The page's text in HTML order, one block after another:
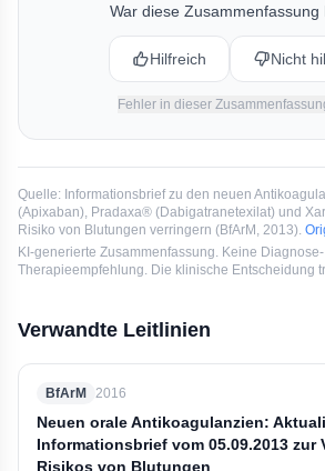
War diese Zusammenfassung
Hilfreich Nicht
Fehler in dieser
Quelle: Informationsbrief zu den neuen
(Apixaban), Pradaxa® (Dabigatranetexilat) und
Risiko von Blutungen verringern (BfArM , 2013).
KI-generierte Zusammenfassung. Keine
Therapieempfehlung. Die klinische Entscheidung
Verwandte Leitlinien
BfArM 2016
Neuen orale Antikoagulanzien:
Informationsbrief vom 05.09.2013 zur
Risikos von Blutungen